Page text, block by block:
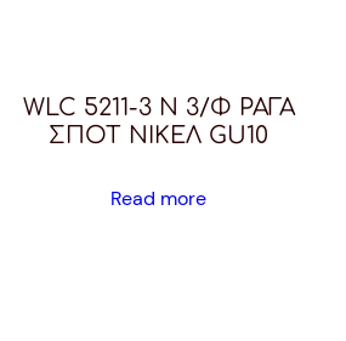
WLC 5211-3 N 3/Φ ΡΑΓΑ
ΣΠΟΤ ΝΙΚΕΛ GU10
Read more